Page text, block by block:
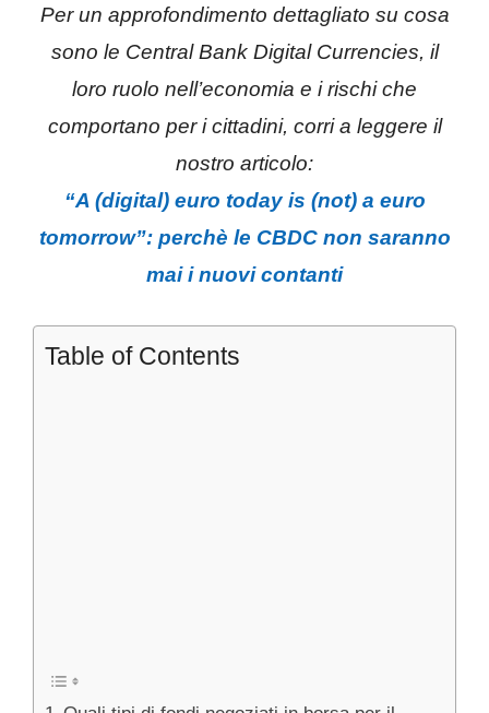
Per un approfondimento dettagliato su cosa
sono le Central Bank Digital Currencies, il
loro ruolo nell’economia e i rischi che
comportano per i cittadini, corri a leggere il
nostro articolo:
“A (digital) euro today is (not) a euro
tomorrow”: perchè le CBDC non saranno
mai i nuovi contanti
Table of Contents